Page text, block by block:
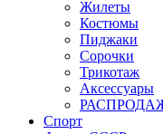
Жилеты
Костюмы
Пиджаки
Сорочки
Трикотаж
Аксессуары
Спорт